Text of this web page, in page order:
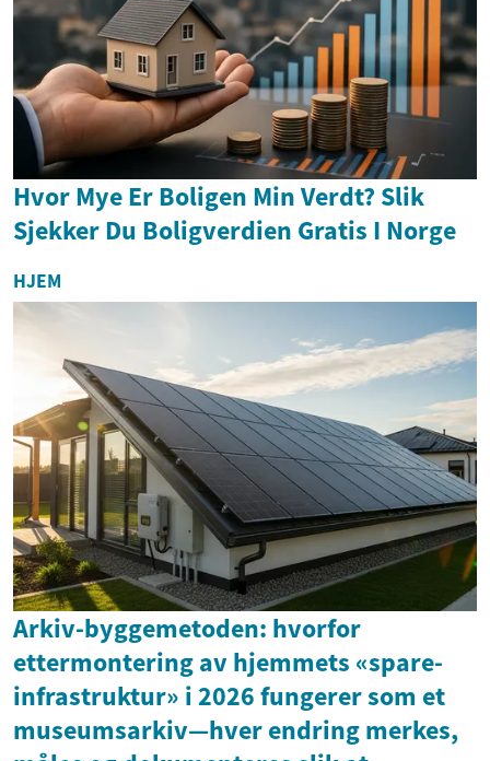
Hvor Mye Er Boligen Min Verdt? Slik
Sjekker Du Boligverdien Gratis I Norge
HJEM
Arkiv-byggemetoden: hvorfor
ettermontering av hjemmets «spare-
infrastruktur» i 2026 fungerer som et
museumsarkiv—hver endring merkes,